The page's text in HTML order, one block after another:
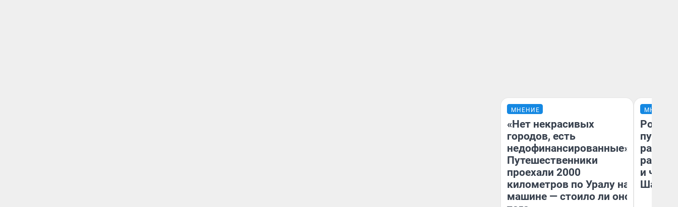
МНЕНИЕ
«Нет некрасивых
городов, есть
недофинансированные».
Путешественники
проехали 2000
километров по Уралу на
машине — стоило ли оно
МНЕНИЕ
и чем